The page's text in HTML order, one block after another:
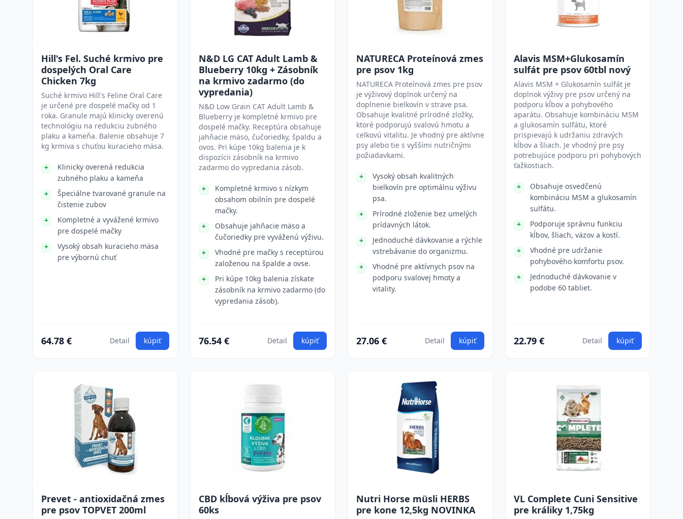
Hill's Fel. Suché krmivo pre
dospelých Oral Care
Chicken 7kg
Suché krmivo Hill's Feline Oral Care
je určené pre dospelé mačky od 1
roka. Granule majú klinicky overenú
technológiu na redukciu zubného
plaku a kameňa. Balenie obsahuje 7
kg krmiva s chuťou kuracieho mäsa.
Klinicky overená redukcia
zubného plaku a kameňa
Špeciálne tvarované granule na
čistenie zubov
Kompletné a vyvážené krmivo
pre dospelé mačky
Vysoký obsah kuracieho mäsa
pre výbornú chuť
64.78 € Detail kúpiť
N&D LG CAT Adult Lamb &
Blueberry 10kg + Zásobník
na krmivo zadarmo (do
vypredania)
N&D Low Grain CAT Adult Lamb &
Blueberry je kompletné krmivo pre
dospelé mačky. Receptúra obsahuje
jahňacie mäso, čučoriedky, špaldu a
ovos. Pri kúpe 10kg balenia je k
dispozícii zásobník na krmivo
zadarmo do vypredania zásob.
Kompletné krmivo s nízkym
obsahom obilnín pre dospelé
mačky.
Obsahuje jahňacie mäso a
čučoriedky pre vyváženú výživu.
Vhodné pre mačky s receptúrou
založenou na špalde a ovse.
Pri kúpe 10kg balenia získate
zásobník na krmivo zadarmo (do
vypredania zásob).
76.54 € Detail kúpiť
NATURECA Proteínová zmes
pre psov 1kg
NATURECA Proteínová zmes pre psov
je výživový doplnok určený na
doplnenie bielkovín v strave psa.
Obsahuje kvalitné prírodné zložky,
ktoré podporujú svalovú hmotu a
celkovú vitalitu. Je vhodný pre aktívne
psy alebo tie s vyššími nutričnými
požiadavkami.
Vysoký obsah kvalitných
bielkovín pre optimálnu výživu
psa.
Prírodné zloženie bez umelých
prídavných látok.
Jednoduché dávkovanie a rýchle
vstrebávanie do organizmu.
Vhodné pre aktívnych psov na
podporu svalovej hmoty a
vitality.
27.06 € Detail kúpiť
Alavis MSM+Glukosamín
sulfát pre psov 60tbl nový
Alavis MSM + Glukosamín sulfát je
doplnok výživy pre psov určený na
podporu kĺbov a pohybového
aparátu. Obsahuje kombináciu MSM
a glukosamín sulfátu, ktoré
prispievajú k udržaniu zdravých
kĺbov a šliach. Je vhodný pre psy
potrebujúce podporu pri pohybových
ťažkostiach.
Obsahuje osvedčenú
kombináciu MSM a glukosamín
sulfátu.
Podporuje správnu funkciu
kĺbov, šliach, väzov a kostí.
Vhodné pre udržanie
pohybového komfortu psov.
Jednoduché dávkovanie v
podobe 60 tabliet.
22.79 € Detail kúpiť
Prevet - antioxidačná zmes
pre psov TOPVET 200ml
CBD kĺbová výživa pre psov
60ks
Nutri Horse müsli HERBS
pre kone 12,5kg NOVINKA
VL Complete Cuni Sensitive
pre králiky 1,75kg